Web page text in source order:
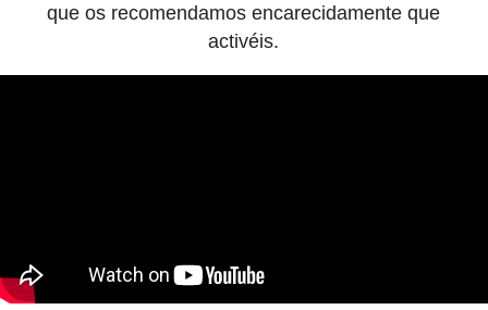
que os recomendamos encarecidamente que
activéis.